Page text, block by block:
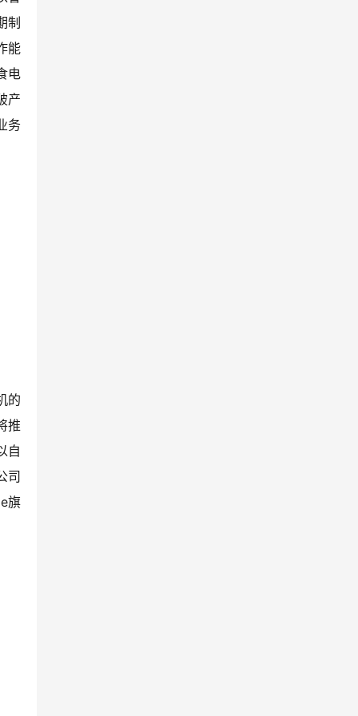
制
能
电
产
务
的
推
自
司
旗